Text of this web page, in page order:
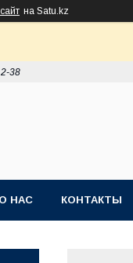
на Satu.kz
38
О НАС КОНТАКТЫ